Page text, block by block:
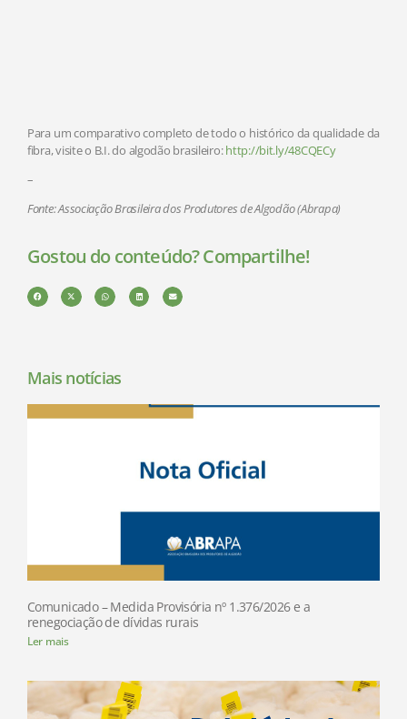
Para um comparativo completo de todo o histórico da qualidade da
fibra, visite o B.I. do algodão brasileiro:http://bit.ly/48CQECy
–
Fonte: Associação Brasileira dos Produtores de Algodão (Abrapa)
Gostou do conteúdo? Compartilhe!
Mais notícias
Comunicado – Medida Provisória nº 1.376/2026 e a
renegociação de dívidas rurais
Ler mais